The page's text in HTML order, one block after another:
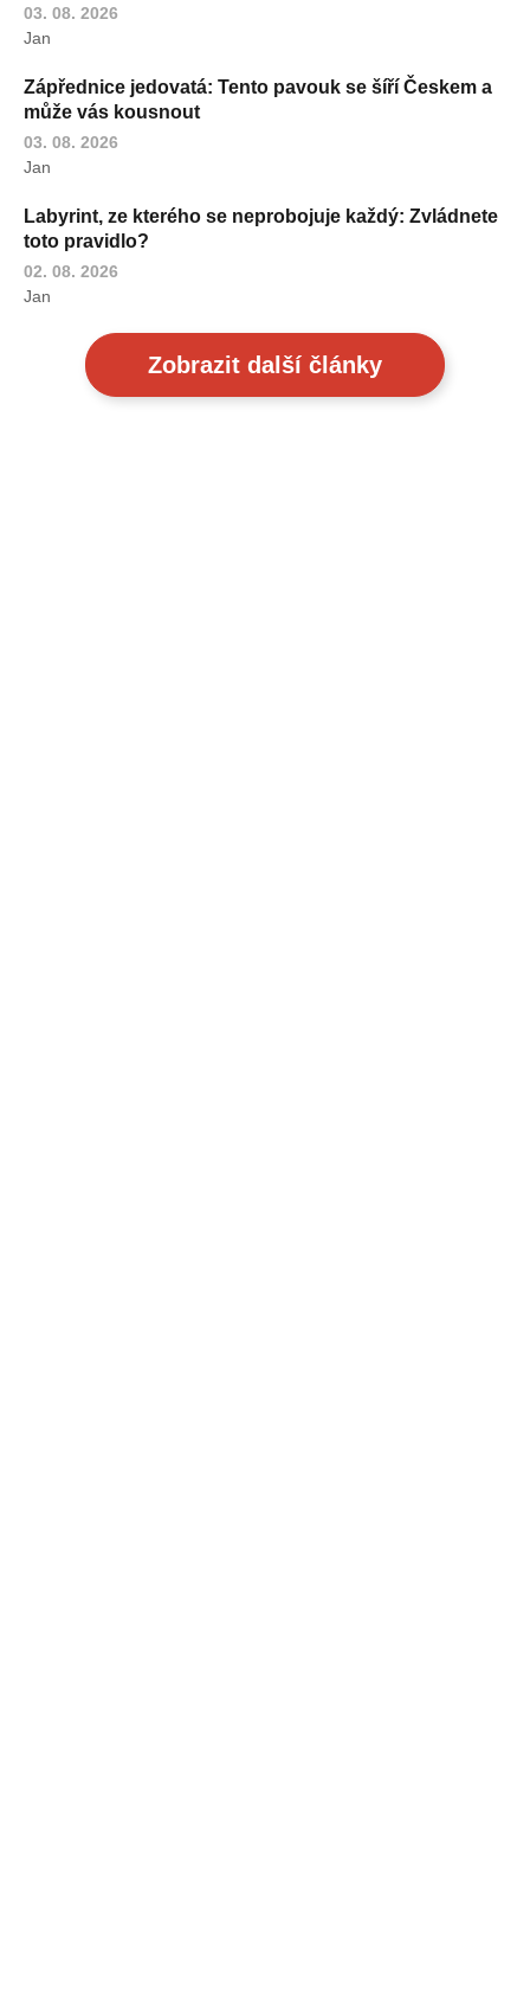
03. 08. 2026
Jan
Zápřednice jedovatá: Tento pavouk se šíří Českem a
může vás kousnout
03. 08. 2026
Jan
Labyrint, ze kterého se neprobojuje každý: Zvládnete
toto pravidlo?
02. 08. 2026
Jan
Zobrazit další články